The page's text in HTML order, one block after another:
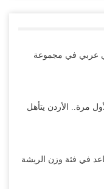
2026: ديربي عربي في مجموعة
مرة.. الأردن يتأهل
في فئة وزن الريشة